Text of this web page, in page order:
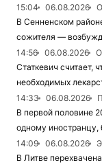
15:04
06.08.2026
В Сенненском
сожителя —
14:56
06.08.2026
Статкевич считает,
необходимых
14:33
06.08.2026
В первой половине
одному иностранцу,
14:09
06.08.2026
В Литве